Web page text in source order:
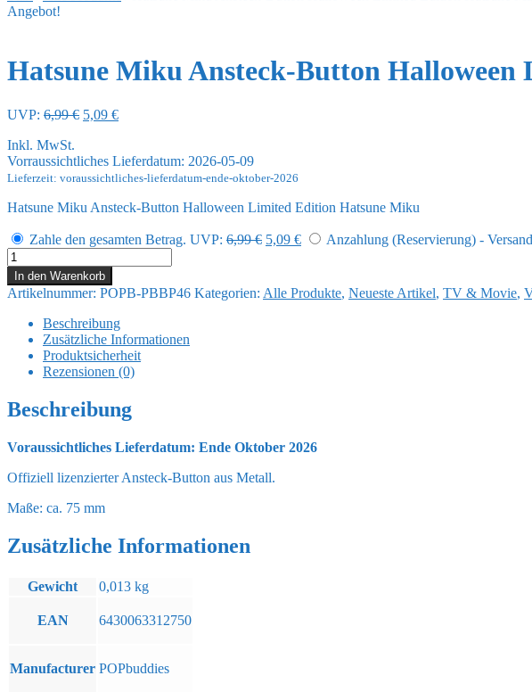
Angebot!
Hatsune Miku Ansteck-Button
UVP: 6,99€ Ursprünglicher
6,99 €
5,09 €Aktueller
5,09 €.
Inkl. MwSt.
Vorraussichtliches Lieferdatum: 2026-05-09
Lieferzeit: voraussichtliches-lieferdatum-ende-oktober-2026
Hatsune Miku Ansteck-Button Halloween Limited Edition Hatsune Miku
Zahle den gesamten Betrag. UVP: 6,99€ Ursprünglicher
6,99 €
5,09 €Aktueller
5,09 €.
Anzahlung (Reservierung) -
Hatsune
Miku
Ansteck-
Button
Halloween
Limited
Edition
Hatsune
Menge
In den Warenkorb
Artikelnummer: POPB-PBBP46 Kategorien: Alle Produkte, Neueste Artikel, TV & Movie,
Beschreibung
Zusätzliche Informationen
Produktsicherheit
Rezensionen (0)
Beschreibung
Voraussichtliches Lieferdatum: Ende Oktober 2026
Offiziell lizenzierter Ansteck-Button aus Metall.
Maße: ca. 75 mm
Zusätzliche Informationen
Gewicht 0,013 kg
EAN 6430063312750
Manufacturer POPbuddies